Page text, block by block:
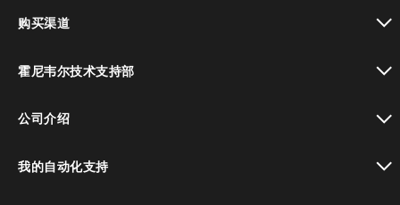
购买渠道
霍尼韦尔技术支持部
公司介绍
我的自动化支持